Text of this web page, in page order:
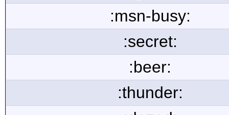
:msn-busy:
:secret:
:beer:
:thunder: